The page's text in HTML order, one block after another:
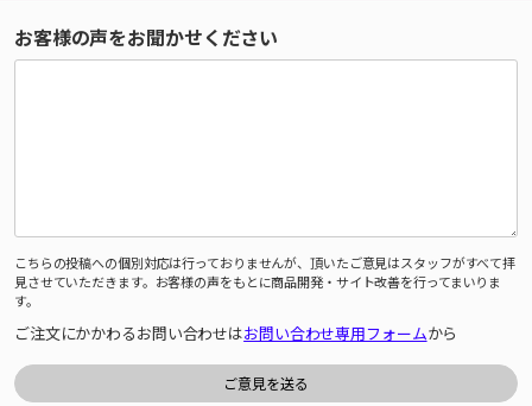
お客様の声をお聞かせください
こちらの投稿への個別対応は行っておりませんが、頂いたご意見はスタッフがすべて拝
見させていただきます。お客様の声をもとに商品開発・サイト改善を行ってまいりま
す。
ご注文にかかわるお問い合わせはお問い合わせ専用フォームから